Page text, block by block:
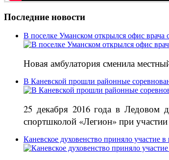
Последние новости
В поселке Уманском открылся офис врача
Новая амбулатория сменила
В Каневской прошли районные
25 декабря 2016 года в Ледовом
спортшколой «Легион» при
Каневское духовенство приняло участие